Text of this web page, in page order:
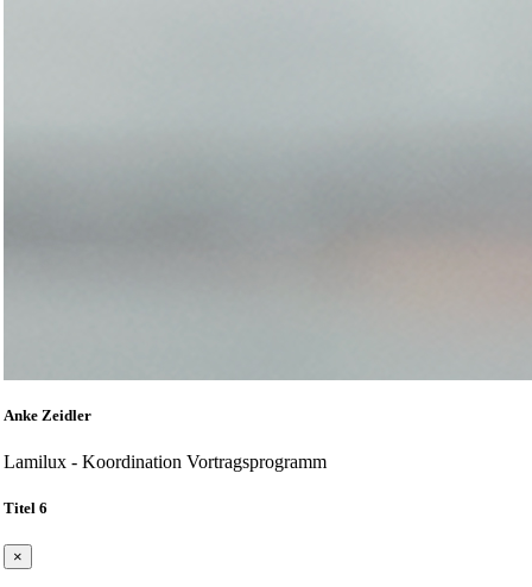
Anke Zeidler
Lamilux - Koordination Vortragsprogramm
Titel 6
×